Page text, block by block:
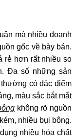
mà nhiều doanh
gốc về bày bán.
rẻ hơn rất nhiều so
Đa số những sản
có đặc điểm
màu sắc bắt mắt
không rõ nguồn
nhiều bụi bông.
nhiều hóa chất